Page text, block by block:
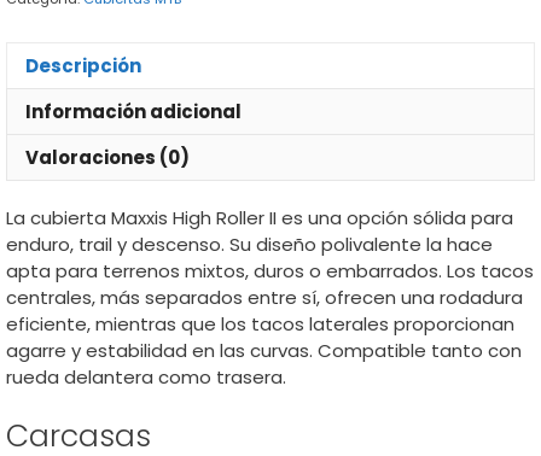
Descripción
Información adicional
Valoraciones (0)
La cubierta Maxxis High Roller II es una opción sólida para
enduro, trail y descenso. Su diseño polivalente la hace
apta para terrenos mixtos, duros o embarrados. Los tacos
centrales, más separados entre sí, ofrecen una rodadura
eficiente, mientras que los tacos laterales proporcionan
agarre y estabilidad en las curvas. Compatible tanto con
rueda delantera como trasera.
Carcasas